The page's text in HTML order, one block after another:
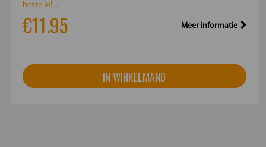
beste in!...
€11.95 Meer informatie
IN WINKELMAND